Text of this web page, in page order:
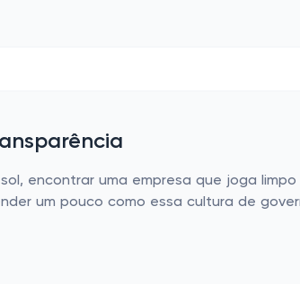
encontrar uma empresa que joga
um pouco como essa cultura de